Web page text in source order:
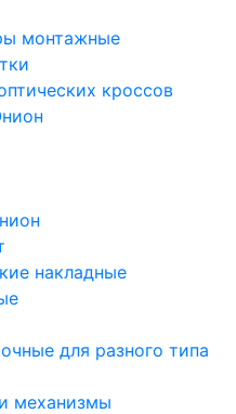
монтажные
кроссов
накладные
для разного типа
механизмы